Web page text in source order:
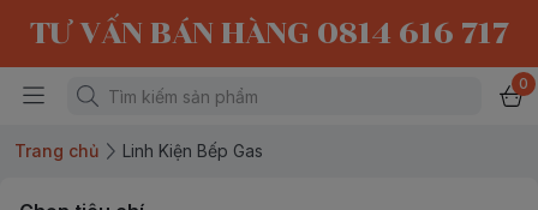
TƯ VẤN BÁN HÀNG 0814 616 717
0
Trang chủ Linh Kiện Bếp Gas